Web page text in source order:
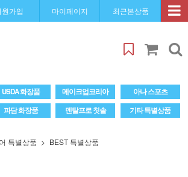
원가입 마이페이지 최근본상품
USDA 화장품 메이크업코리아
아나 스포츠
파담 화장품 덴탈프로 칫솔 기타 특별상품
특별상품 BEST 특별상품